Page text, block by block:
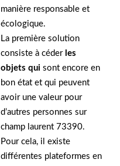
manière responsable et
écologique.
La première solution
consiste à céder les
objets qui sont encore en
bon état et qui peuvent
avoir une valeur pour
d’autres personnes sur
champ laurent 73390.
Pour cela, il existe
différentes plateformes en